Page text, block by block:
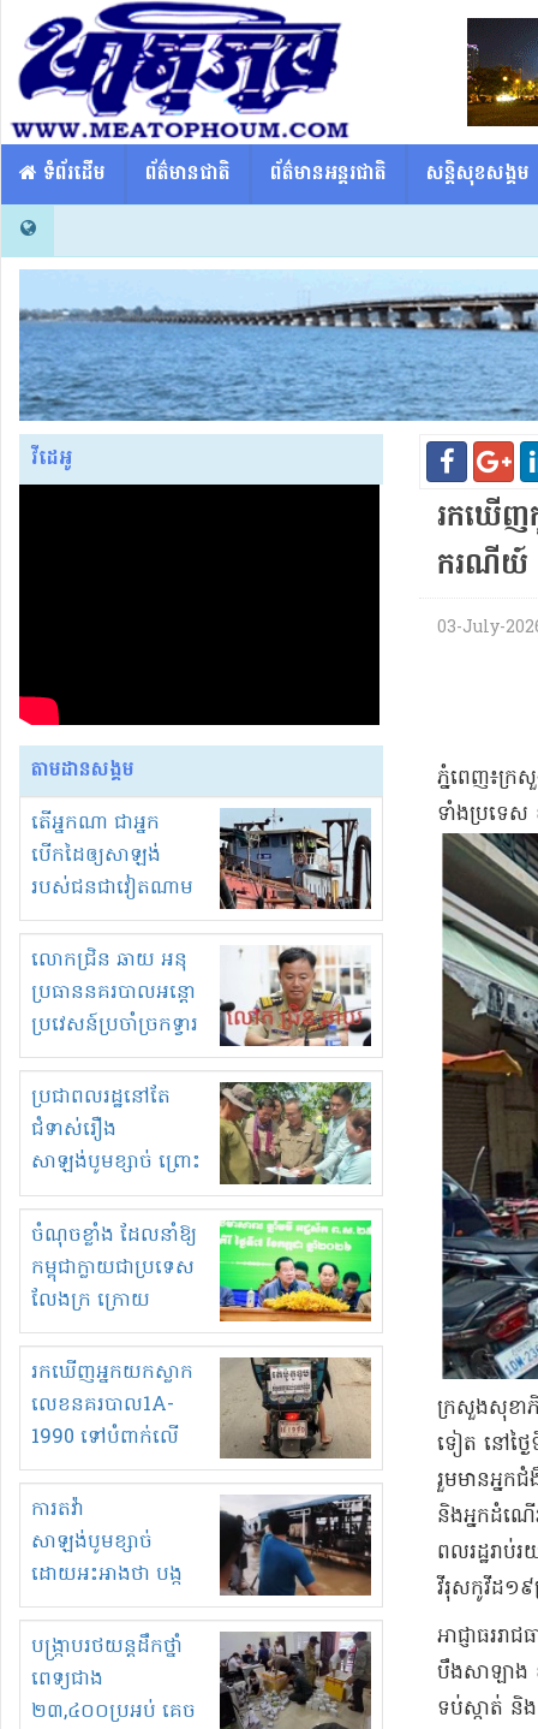
​​ ទំព័រដើម ព័ត៌មានជាតិ ព័ត៌មានអន្តរជាតិ សន្តិសុខសង្គម
វីដេអូ
តាមដានសង្គម
តើអ្នកណា ជាអ្នក
បើកដៃឲ្យសាឡង់
របស់ជនជាវៀតណាម
ចូល មកខុស
ច្បាប់លួចបូមខ្សាច់នៅ
ក្នុងប្រទេសកម្ពុជា
លោកជ្រិន ឆាយ អនុ
ប្រធាននគរបាលអន្តោ
ប្រវេសន៍ប្រចាំច្រកទ្វារ
ព្រំដែនភ្នំឌិន និងឈ្មួញ
មួយចំនួនទៀត
កំពង់តែគុបគិតគ្នា
ធ្វើសកម្មភាពរកស៊ីនិង
ស្តុកទំនិញគេចពន្ធ?
ប្រជាពលរដ្ឋនៅតែ
ជំទាស់រឿង
សាឡង់បូមខ្សាច់ ព្រោះ
ខ្លាចបាក់ច្រាំងទៀត!
ចំណុចខ្លាំង ដែលនាំឱ្យ
កម្ពុជាក្លាយជាប្រទេស
លែងក្រ ក្រោយ
ឆ្នាំ២០៣០
រកឃើញអ្នកយកស្លាក
លេខនគរបាល1A-
1990 ទៅបំពាក់លើ
ម៉ូតូរបស់ខ្លួន ដាកផ្លាក
រត់ឌុបហើយ
ការតវ៉ា
សាឡង់បូមខ្សាច់
ដោយអះអាងថា បង្ក
បាក់ច្រាំងទន្លេ និង
រំខានទាំងយប់ទាំងថ្ងៃ
បង្ក្រាបរថយន្តដឹកថ្នាំ
ពេទ្យជាង
២៣,៤០០ប្រអប់ គេច
រកឃើញ​
ករ​ណីយ៍​
03-July-
ភ្នំពេញ​៖​ក្
ទាំងប្រទេស
ក្រសួងសុខាភិ
ទៀត នៅ​ថ្ង
រួមមាន​អ្នក
និង​អ្នកដំណើ
ពលរដ្ឋ​រាប់
វីរុស​កូ​វីដ​១
អាជ្ញាធរ​រ
បឹង​សាឡាង
ទប់ស្កាត់ និ